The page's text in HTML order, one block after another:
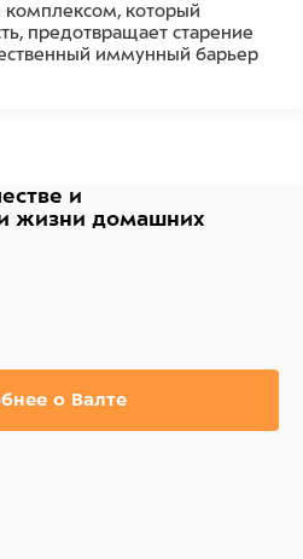
который
предотвращает старение
иммунный барьер
повторить.
можно разбавить шампунь
эффекта после шампуня
тестирование.
натрия хлорид,
экстракт плодов вишни,
протеин, парфюмерная
и
жизни домашних
о Валте